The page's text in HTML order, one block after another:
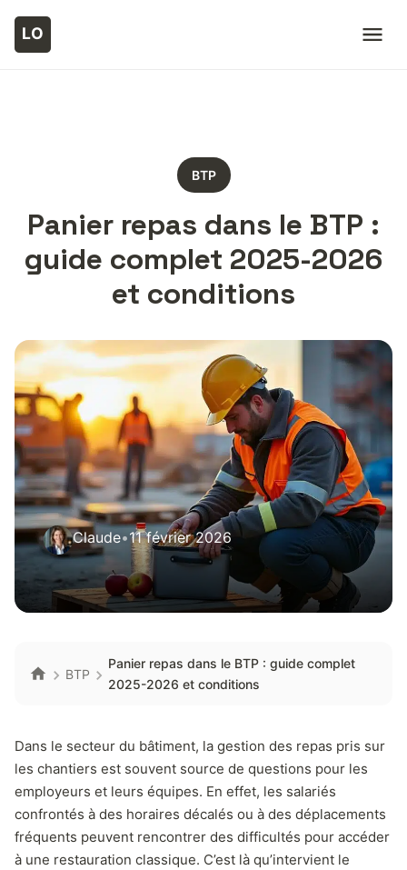
BTP
Panier repas dans le BTP :
guide complet 2025-2026
et conditions
Claude•11 février 2026
BTP
Panier repas dans le BTP : guide complet
2025-2026 et conditions
Dans le secteur du bâtiment, la gestion des repas pris sur
les chantiers est souvent source de questions pour les
employeurs et leurs équipes. En effet, les salariés
confrontés à des horaires décalés ou à des déplacements
fréquents peuvent rencontrer des difficultés pour accéder
à une restauration classique. C’est là qu’intervient le